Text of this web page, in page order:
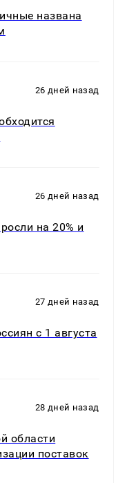
названа
26 дней назад
26 дней назад
на 20% и
27 дней назад
с 1 августа
28 дней назад
области
поставок